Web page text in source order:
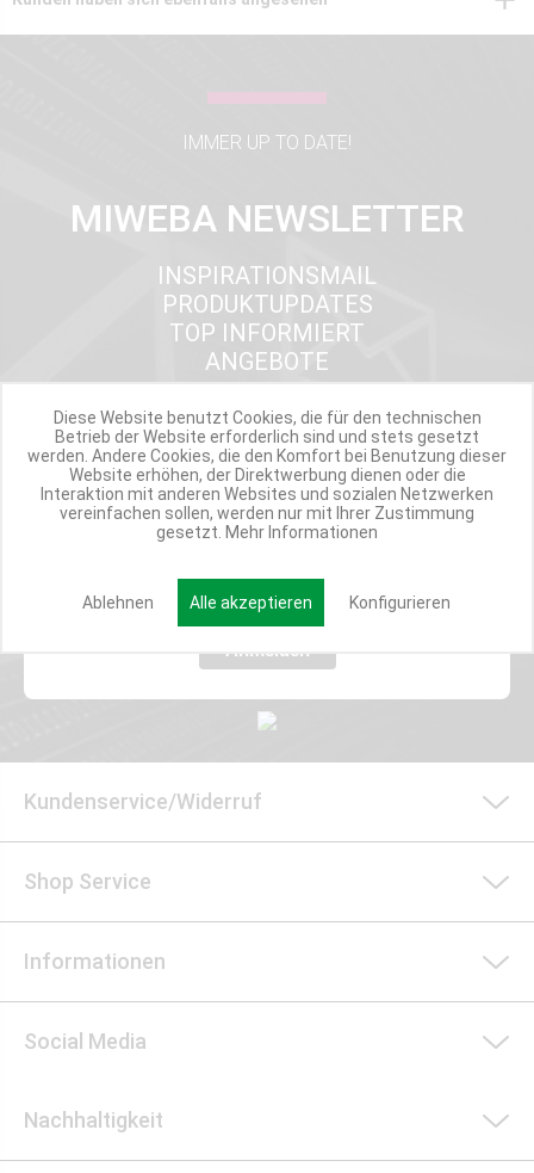
IMMER UP TO DATE!
MIWEBA NEWSLETTER
INSPIRATIONSMAIL
PRODUKTUPDATES
TOP INFORMIERT
ANGEBOTE
Werde Teil der Miweba Community!
Verpasse nie wieder exklusive Newsletter-Rabatte und Aktionen
Anmelden
Kundenservice/Widerruf
Shop Service
Informationen
Social Media
Nachhaltigkeit
Diese Website benutzt Cookies, die für den technischen
Betrieb der Website erforderlich sind und stets gesetzt
werden. Andere Cookies, die den Komfort bei Benutzung dieser
Website erhöhen, der Direktwerbung dienen oder die
Interaktion mit anderen Websites und sozialen Netzwerken
vereinfachen sollen, werden nur mit Ihrer Zustimmung
gesetzt. Mehr Informationen
Ablehnen Alle akzeptieren Konfigurieren